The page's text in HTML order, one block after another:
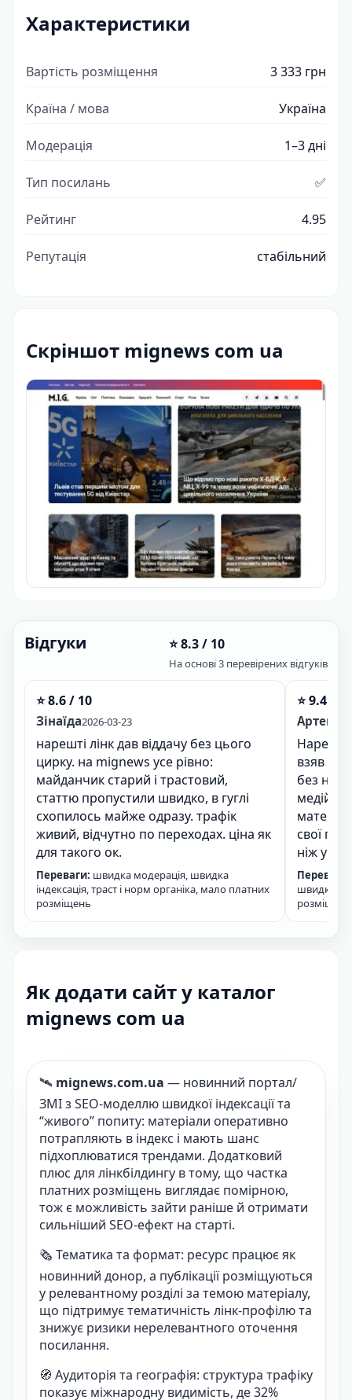
Характеристики
Вартість розміщення 3 333 грн
Країна / мова Україна
Модерація 1–3 дні
Тип посилань ✅
Рейтинг 4.95
Репутація стабільний
Скріншот mignews com ua
Відгуки ⭐ 8.3 / 10
На основі 3 перевірених відгуків
⭐ 8.6 / 10
Зінаїда2026-03-23
нарешті лінк дав віддачу без цього
цирку. на mignews усе рівно:
майданчик старий і трастовий,
статтю пропустили швидко, в гуглі
схопилось майже одразу. трафік
живий, відчутно по переходах. ціна як
для такого ок.
Переваги: швидка модерація, швидка
індексація, траст і норм органіка, мало платних
розміщень
⭐ 9.4 / 10
Артем
взяв
без
свої
ніж у
Переваги:
швидка
Як додати сайт у каталог
mignews com ua
🛰️ mignews.com.ua — новинний портал/
ЗМІ з SEO-моделлю швидкої індексації та
“живого” попиту: матеріали оперативно
потрапляють в індекс і мають шанс
підхоплюватися трендами. Додатковий
плюс для лінкбілдингу в тому, що частка
платних розміщень виглядає помірною,
тож є можливість зайти раніше й отримати
сильніший SEO-ефект на старті.
🗞️ Тематика та формат: ресурс працює як
новинний донор, а публікації розміщуються
у релевантному розділі за темою матеріалу,
що підтримує тематичність лінк-профілю та
знижує ризики нерелевантного оточення
посилання.
🧭 Аудиторія та географія: структура трафіку
показує міжнародну видимість, де 32%